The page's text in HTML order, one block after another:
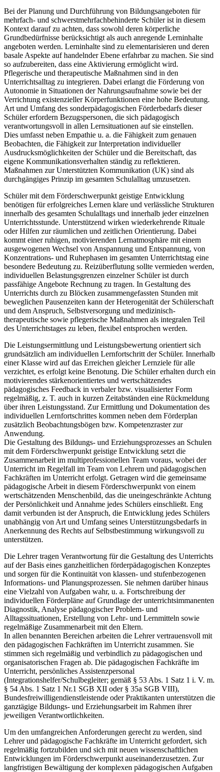
Bei der Planung und Durchführung von Bildungsangeboten für
mehrfach- und schwerstmehrfachbehinderte Schüler ist in diesem
Kontext darauf zu achten, dass sowohl deren körperliche
Grundbedürfnisse berücksichtigt als auch anregende Lerninhalte
angeboten werden. Lerninhalte sind zu elementarisieren und deren
basale Aspekte auf handelnder Ebene erfahrbar zu machen. Sie sind
so aufzubereiten, dass eine Aktivierung ermöglicht wird.
Pflegerische und therapeutische Maßnahmen sind in den
Unterrichtsalltag zu integrieren. Dabei erlangt die Förderung von
Autonomie in Situationen der Nahrungsaufnahme sowie bei der
Verrichtung existenzieller Körperfunktionen eine hohe Bedeutung.
Art und Umfang des sonderpädagogischen Förderbedarfs dieser
Schüler erfordern Bezugspersonen, die sich pädagogisch
verantwortungsvoll in allen Lernsituationen auf sie einstellen.
Dies umfasst neben Empathie u. a. die Fähigkeit zum genauen
Beobachten, die Fähigkeit zur Interpretation individueller
Ausdrucksmöglichkeiten der Schüler und die Bereitschaft, das
eigene Kommunikationsverhalten ständig zu reflektieren.
Maßnahmen zur Unterstützten Kommunikation (UK) sind als
durchgängiges Prinzip im gesamten Schulalltag umzusetzen.
Schüler mit dem Förderschwerpunkt geistige Entwicklung
benötigen für erfolgreiches Lernen klare und verlässliche Strukturen
innerhalb des gesamten Schulalltags und innerhalb jeder einzelnen
Unterrichtsstunde. Unterstützend wirken wiederkehrende Rituale
oder Hilfen zur räumlichen und zeitlichen Orientierung. Dabei
kommt einer ruhigen, motivierenden Lernatmosphäre mit einem
ausgewogenen Wechsel von Anspannung und Entspannung, von
Konzentrations- und Ruhephasen im gesamten Unterrichtstag eine
besondere Bedeutung zu. Reizüberflutung sollte vermieden werden,
individuellen Belastungsgrenzen einzelner Schüler ist durch
passfähige Angebote Rechnung zu tragen. In Gestaltung des
Unterrichts durch zu Blöcken zusammengefassten Stunden mit
beweglichen Pausenzeiten kann der Heterogenität der Schülerschaft
und dem Anspruch, Selbstversorgung und medizinisch-
therapeutische sowie pflegerische Maßnahmen als integralen Teil
des Unterrichtstages zu leben, flexibel entsprochen werden.
Die Leistungsermittlung und Leistungsbewertung orientiert sich
grundsätzlich am individuellen Lernfortschritt der Schüler. Innerhalb
einer Klasse wird auf das Erreichen gleicher Lernziele für alle
verzichtet, es erfolgt keine Benotung. Die Schüler erhalten durch ein
motivierendes stärkenorientiertes und wertschätzendes
pädagogisches Feedback in verbaler bzw. visualisierter Form
regelmäßig, z. T. auch in kurzen Zeitabständen eine Rückmeldung
über ihren Leistungsstand. Zur Ermittlung und Dokumentation des
individuellen Lernfortschrittes kommen neben dem Förderplan
zusätzlich Beobachtungsbögen bzw. Kompetenzraster zur
Anwendung.
Die Gestaltung des Bildungs- und Erziehungsprozesses an Schulen
mit dem Förderschwerpunkt geistige Entwicklung setzt die
Zusammenarbeit im multiprofessionellen Team voraus, wobei der
Unterricht im Regelfall im Team von Lehrern und pädagogischen
Fachkräften im Unterricht erfolgt. Getragen wird die gemeinsame
pädagogische Arbeit in diesem Förderschwerpunkt von einem
wertschätzenden Menschenbild, das die uneingeschränkte Achtung
der Persönlichkeit und Annahme jedes Schülers einschließt. Eng
damit verbunden ist der Anspruch, die Entwicklung jedes Schülers
unabhängig von Art und Umfang seines Unterstützungsbedarfs in
Anerkennung des Rechts auf Selbstbestimmung wirkungsvoll zu
unterstützen.
Die Lehrer tragen Verantwortung für die Gestaltung des Unterrichts
auf der Basis eines ganzheitlichen förderpädagogischen Konzeptes
und sorgen für die Kontinuität von klassen- und stufenbezogenen
Informations- und Planungsprozessen. Sie nehmen darüber hinaus
eine Vielzahl von Aufgaben wahr, u. a. Fortschreibung der
individuellen Förderpläne auf Grundlage der unterrichtsimmanenten
Diagnostik, Analyse pädagogischer Problem- und
Alltagssituationen, Erstellung von Lehr- und Lernmitteln sowie
regelmäßige Zusammenarbeit mit den Eltern.
In allen benannten Bereichen arbeiten die Lehrer vertrauensvoll mit
den pädagogischen Fachkräften im Unterricht zusammen. Sie
stimmen sich regelmäßig und verbindlich zu pädagogischen und
organisatorischen Fragen ab. Die pädagogischen Fachkräfte im
Unterricht, persönliches Assistenzpersonal
(Integrationshelfer/Schulbegleiter; gemäß § 53 Abs. 1 Satz 1 i. V. m.
§ 54 Abs. 1 Satz 1 Nr.1 SGB XII oder § 35a SGB VIII),
Bundesfreiwilligendienstleistende oder Praktikanten unterstützen die
ganztägige Bildungs- und Erziehungsarbeit im Rahmen ihrer
jeweiligen Verantwortlichkeiten.
Um den umfangreichen Anforderungen gerecht zu werden, sind
Lehrer und pädagogische Fachkräfte im Unterricht gefordert, sich
regelmäßig fortzubilden und sich mit neuen wissenschaftlichen
Entwicklungen im Förderschwerpunkt auseinanderzusetzen. Zur
langfristigen Bewältigung der komplexen pädagogischen Aufgaben